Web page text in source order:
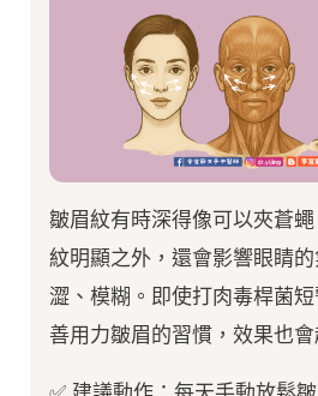
皺眉紋有時深得像可以夾蒼
紋明顯之外，還會影響眼睛
澀、模糊。即使打肉毒桿菌
善用力皺眉的習慣，效果也會